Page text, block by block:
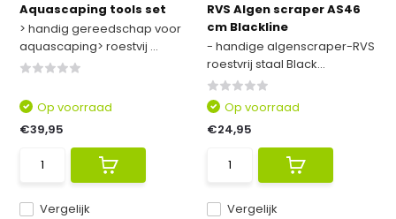
Aquascaping tools set
> handig gereedschap voor
aquascaping> roestvij ...
Vergelijk
Op voorraad
€39,95
RVS Algen scraper AS46
cm Blackline
- handige algenscraper-RVS
roestvrij staal Black...
Vergelijk
Op voorraad
€24,95